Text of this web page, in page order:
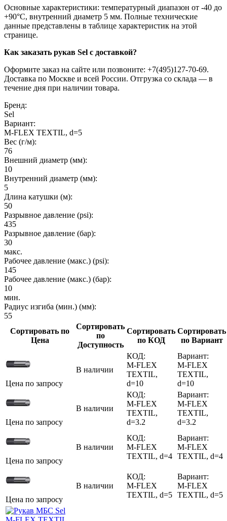
Основные характеристики: температурный диапазон от -40 до
+90°C, внутренний диаметр 5 мм. Полные технические
данные представлены в таблице характеристик на этой
странице.
Как заказать рукав Sel с доставкой?
Оформите заказ на сайте или позвоните: +7(495)127-70-69.
Доставка по Москве и всей России. Отгрузка со склада — в
течение дня при наличии товара.
Бренд:
Sel
Вариант:
M-FLEX TEXTIL, d=5
Вес (г/м):
76
Внешний диаметр (мм):
10
Внутренний диаметр (мм):
5
Длина катушки (м):
50
Разрывное давление (psi):
435
Разрывное давление (бар):
30
макс.
Рабочее давление (макс.) (psi):
145
Рабочее давление (макс.) (бар):
10
мин.
Радиус изгиба (мин.) (мм):
55
Сортировать по
Цена
Сортировать
по
Доступность
Сортировать
по КОД
Сортировать
по Вариант
Цена по запросу
В наличии
КОД:
M-FLEX
TEXTIL,
d=10
Вариант:
M-FLEX
TEXTIL,
d=10
Цена по запросу
В наличии
КОД:
M-FLEX
TEXTIL,
d=3.2
Вариант:
M-FLEX
TEXTIL,
d=3.2
Цена по запросу
В наличии
КОД:
M-FLEX
TEXTIL, d=4
Вариант:
M-FLEX
TEXTIL, d=4
Цена по запросу
В наличии
КОД:
M-FLEX
TEXTIL, d=5
Вариант:
M-FLEX
TEXTIL, d=5